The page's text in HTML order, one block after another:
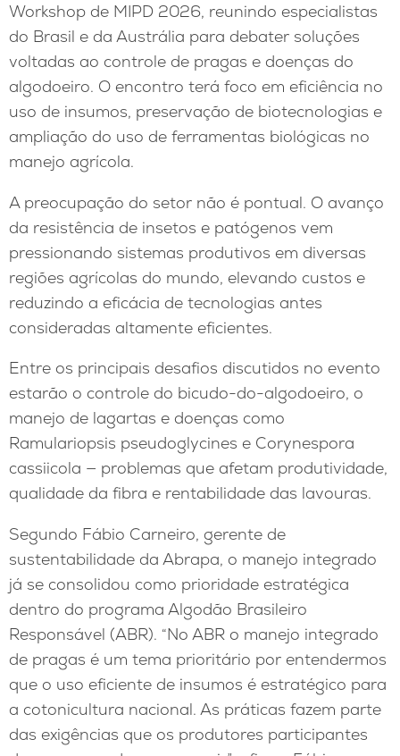
Workshop de MIPD 2026, reunindo especialistas
do Brasil e da Austrália para debater soluções
voltadas ao controle de pragas e doenças do
algodoeiro. O encontro terá foco em eficiência no
uso de insumos, preservação de biotecnologias e
ampliação do uso de ferramentas biológicas no
manejo agrícola.
A preocupação do setor não é pontual. O avanço
da resistência de insetos e patógenos vem
pressionando sistemas produtivos em diversas
regiões agrícolas do mundo, elevando custos e
reduzindo a eficácia de tecnologias antes
consideradas altamente eficientes.
Entre os principais desafios discutidos no evento
estarão o controle do bicudo-do-algodoeiro, o
manejo de lagartas e doenças como
Ramulariopsis pseudoglycines e Corynespora
cassiicola — problemas que afetam produtividade,
qualidade da fibra e rentabilidade das lavouras.
Segundo Fábio Carneiro, gerente de
sustentabilidade da Abrapa, o manejo integrado
já se consolidou como prioridade estratégica
dentro do programa Algodão Brasileiro
Responsável (ABR). “No ABR o manejo integrado
de pragas é um tema prioritário por entendermos
que o uso eficiente de insumos é estratégico para
a cotonicultura nacional. As práticas fazem parte
das exigências que os produtores participantes